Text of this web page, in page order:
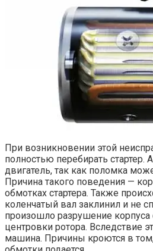
При возникновении этой
полностью перебирать стартер.
двигатель, так как поломка
Причина такого поведения —
обмотках стартера. Также
коленчатый вал заклинил и не
произошло разрушение корпуса
центровки ротора. Вследствие
машина. Причины кроются в том,